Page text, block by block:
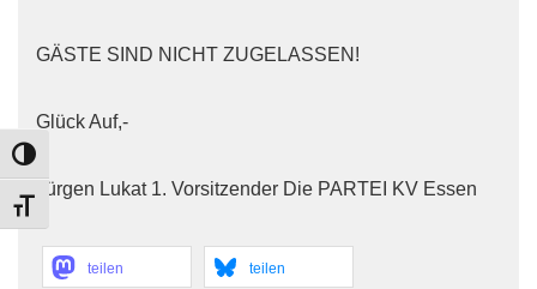
TOGGLE HIGH CONTRAST
TOGGLE FONT SIZE
GÄSTE SIND NICHT ZUGELASSEN!
Glück Auf,-
Jürgen Lukat 1. Vorsitzender Die PARTEI KV Essen
teilen teilen